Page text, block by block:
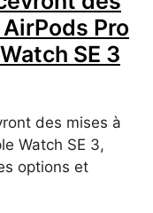
Pro
SE 3
des mises à
Watch SE 3,
options et